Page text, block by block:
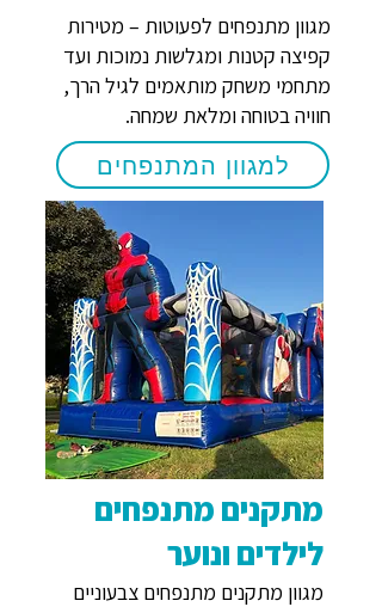
מגוון מתנפחים לפעוטות – מטירות
קפיצה קטנות ומגלשות נמוכות ועד
מתחמי משחק מותאמים לגיל הרך,
חוויה בטוחה ומלאת שמחה.
למגוון המתנפחים
מתקנים מתנפחים
לילדים ונוער
מגוון מתקנים מתנפחים צבעוניים